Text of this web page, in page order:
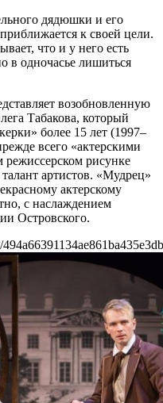
дядюшки и его
к своей цели.
что и у него есть
в одночасье лишиться
возобновленную
Табакова, который
более 15 лет (1997–
всего «актерскими
режиссерском рисунке
артистов. «Мудрец»
актерскому
с наслаждением
Островского.